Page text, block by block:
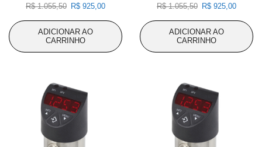
R$1.055,50 O
original
era:
R$ 1.055,50.
R$ 925,00O
atual
R$ 925,00.
ADICIONAR AO
CARRINHO
R$1.055,50 O
original
era:
R$ 1.055,50.
R$ 925,00O
atual
R$
ADICIONAR AO
CARRINHO